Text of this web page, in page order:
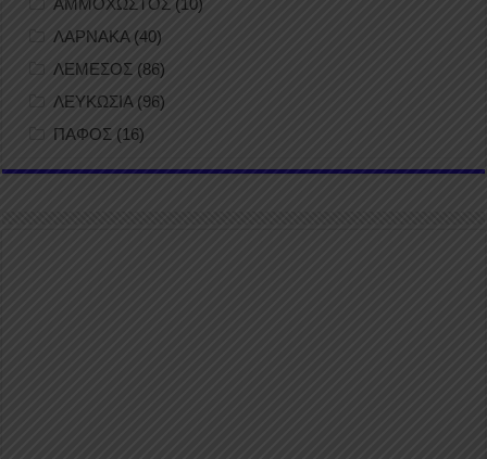
ΛΑΡΝΑΚΑ(40)
ΛΕΜΕΣΟΣ (86)
ΛΕΥΚΩΣΙΑ(96)
ΠΑΦΟΣ (16)